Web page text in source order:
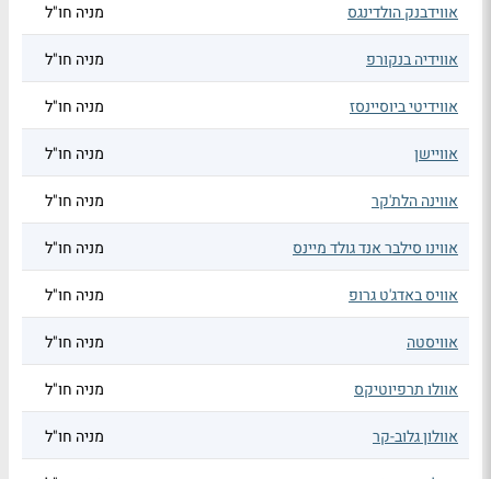
אווידבנק הולדינגס מניה חו"ל
אווידיה בנקורפ מניה חו"ל
אווידיטי ביוסיינסז מניה חו"ל
אוויישן מניה חו"ל
אווינה הלת'קר מניה חו"ל
אווינו סילבר אנד גולד מיינס מניה חו"ל
אוויס באדג'ט גרופ מניה חו"ל
אוויסטה מניה חו"ל
אוולו תרפיוטיקס מניה חו"ל
אוולון גלוב-קר מניה חו"ל